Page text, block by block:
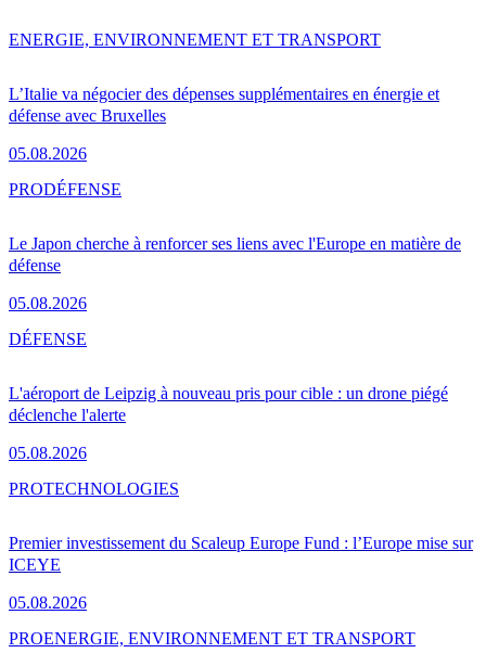
L’Italie va négocier des dépenses supplémentaires en énergie et
défense avec Bruxelles
05.08.2026
ENERGIE, ENVIRONNEMENT ET TRANSPORT
Le Japon cherche à renforcer ses liens avec l'Europe en matière de
défense
05.08.2026
PRODÉFENSE
L'aéroport de Leipzig à nouveau pris pour cible : un drone piégé
déclenche l'alerte
05.08.2026
DÉFENSE
Premier investissement du Scaleup Europe Fund : l’Europe mise sur
ICEYE
05.08.2026
PROTECHNOLOGIES
PROENERGIE, ENVIRONNEMENT ET TRANSPORT